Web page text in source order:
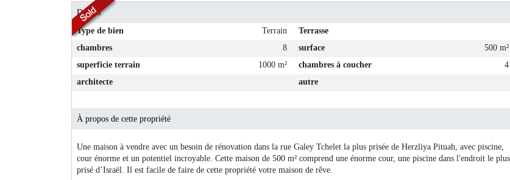
Détails
Type de bien
Terrain
Terrasse
chambres
8 surface
500 m²
superficie terrain
1000 m² chambres à coucher
4
architecte
autre
À propos de cette propriété
Une maison à vendre avec un besoin de rénovation dans la rue Galey Tchelet la plus prisée de Herzliya Pituah, avec piscine,
cour énorme et un potentiel incroyable. Cette maison de 500 m² comprend une énorme cour, une piscine dans l'endroit le plus
prisé d’Israël. Il est facile de faire de cette propriété votre maison de rêve.